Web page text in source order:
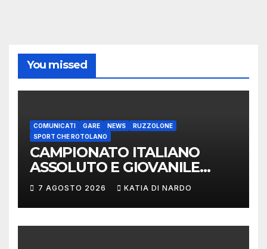
You missed
COMUNICATI GARE NEWS
RUZZOLONE
SPORT CHE ROTOLANO
CAMPIONATO ITALIANO
ASSOLUTO E GIOVANILE
LANCIO DEL RUZZOLONE
7 AGOSTO 2026 KATIA DI NARDO